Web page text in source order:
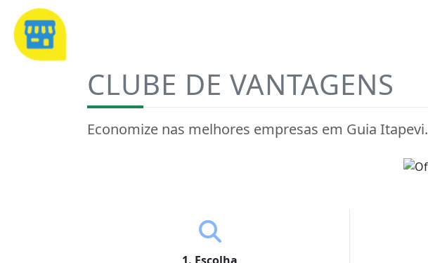
CLUBE DE VANTAGENS
Economize nas melhores empresas em Guia Itapevi.